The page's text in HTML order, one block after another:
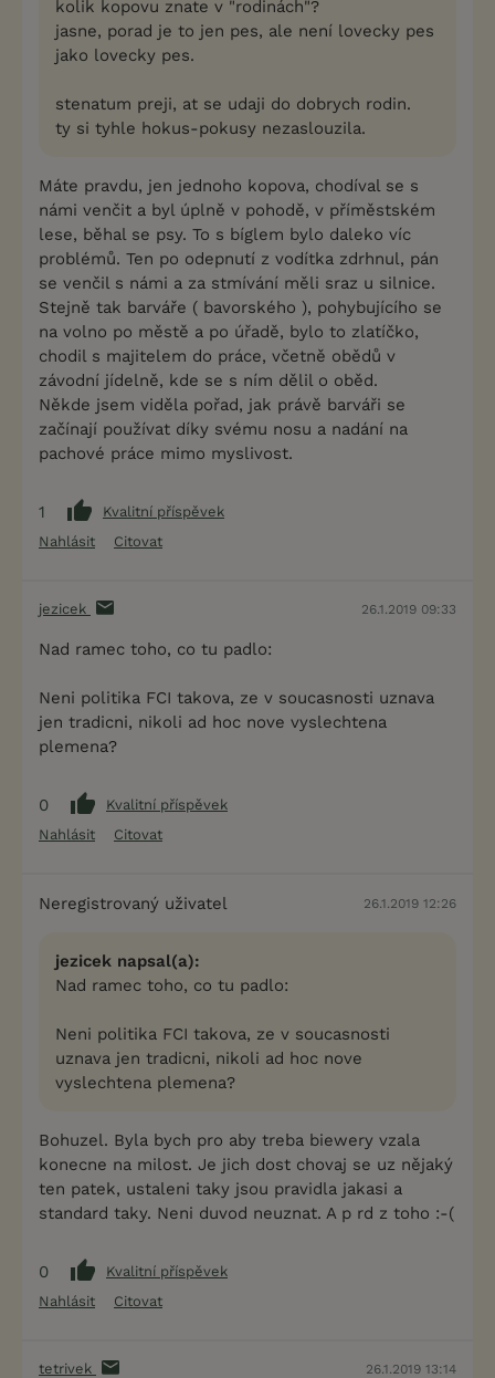
kolik kopovu znate v "rodinách"?
jasne, porad je to jen pes, ale není lovecky pes
jako lovecky pes.
stenatum preji, at se udaji do dobrych rodin.
ty si tyhle hokus-pokusy nezaslouzila.
Máte pravdu, jen jednoho kopova, chodíval se s
námi venčit a byl úplně v pohodě, v příměstském
lese, běhal se psy. To s bíglem bylo daleko víc
problémů. Ten po odepnutí z vodítka zdrhnul, pán
se venčil s námi a za stmívání měli sraz u silnice.
Stejně tak barváře ( bavorského ), pohybujícího se
na volno po městě a po úřadě, bylo to zlatíčko,
chodil s majitelem do práce, včetně obědů v
závodní jídelně, kde se s ním dělil o oběd.
Někde jsem viděla pořad, jak právě barváři se
začínají používat díky svému nosu a nadání na
pachové práce mimo myslivost.
1
Kvalitní příspěvek
Nahlásit
Citovat
jezicek 26.1.2019 09:33
Nad ramec toho, co tu padlo:
Neni politika FCI takova, ze v soucasnosti uznava
jen tradicni, nikoli ad hoc nove vyslechtena
plemena?
0
Kvalitní příspěvek
Nahlásit
Citovat
Neregistrovaný uživatel 26.1.2019 12:26
jezicek napsal(a):
Nad ramec toho, co tu padlo:
Neni politika FCI takova, ze v soucasnosti
uznava jen tradicni, nikoli ad hoc nove
vyslechtena plemena?
Bohuzel. Byla bych pro aby treba biewery vzala
konecne na milost. Je jich dost chovaj se uz nějaký
ten patek, ustaleni taky jsou pravidla jakasi a
standard taky. Neni duvod neuznat. A p rd z toho :-(
0
Kvalitní příspěvek
Nahlásit
Citovat
tetrivek 26.1.2019 13:14